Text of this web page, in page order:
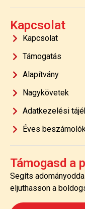
Kapcsolat
Kapcsolat
Támogatás
Alapítvány
Nagykövetek
Adatkezelési
Éves
Támogasd a
Segíts
eljuthasson a